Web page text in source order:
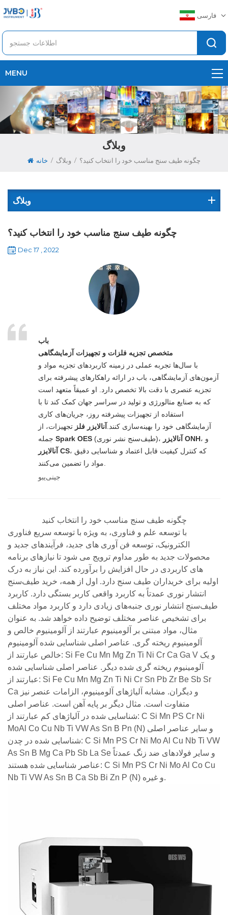
فارسی
MENU
وبلاگ
خانه / وبلاگ / چگونه طیف سنج مناسب خود را انتخاب کنید؟
وبلاگ
چگونه طیف سنج مناسب خود را انتخاب کنید؟
Dec 17 , 2022
باب
متخصص تجزیه فلزات و تجهیزات آزمایشگاهی
با سال‌ها تجربه عملی در زمینه کاربردهای تجزیه مواد و
آزمون‌های آزمایشگاهی، باب در ارائه راهکارهای پیشرفته برای
تجزیه عنصری با دقت بالا تخصص دارد. او عمیقاً متعهد است
که به صنایع متالورژی و تولید در سراسر جهان کمک کند تا با
استفاده از تجهیزات پیشرفته روز، جریان‌های کاری
آزمایشگاهی خود را بهینه‌سازی کنند. آنالایزر فلز تجهیزات، از
Spark OES (طیف‌سنج نشر نوری)، آنالایزر ONH
، و
آنالایزر CS، که کنترل کیفیت قابل اعتماد و شناسایی دقیق
مواد را تضمین می‌کنند.
جینی‌یبو
چگونه طیف سنج مناسب خود را انتخاب کنید
با توسعه علم و فناوری، به ویژه با توسعه سریع فناوری
الکترونیک، توسعه فن آوری های جدید، فرآیندهای جدید و
محصولات جدید به طور مداوم ترویج می شود تا نیازهای برنامه
های کاربردی در حال افزایش را برآورده کند. این نیاز به درک
اولیه برای خریداران طیف سنج دارد. اول از همه، خرید طیف‌سنج
انتشار نوری عمدتاً به کاربرد واقعی کاربر بستگی دارد. کاربرد
طیف‌سنج انتشار نوری جنبه‌های زیادی دارد و کاربرد مواد مختلف
برای تشخیص عناصر مختلف توضیح داده خواهد شد. به عنوان
مثال، مواد مبتنی بر آلومینیوم عبارتند از آلومینیوم خالص و
آلومینیوم ریخته گری. عناصر اصلی شناسایی شده آلومینیوم
خالص عبارتند از: Si Fe Cu Mn Mg Zn Ti Ni Cr Ca Ga V و یک
آلومینیوم ریخته گری شده دیگر. عناصر اصلی شناسایی شده
عبارتند از: Si Fe Cu Mn Mg Zn Ti Ni Cr Sn Pb Zr Be Sb Sr
Ca و دیگران. مشابه آلیاژهای آلومینیوم، الزامات عنصر نیز
متفاوت است. مثال دیگر بر پایه آهن است. عناصر اصلی
شناسایی شده در آلیاژهای کم عبارتند از: C Si Mn PS Cr Ni
MoAl Co Cu Nb Ti VW As Sn B Pn (N) و سایر عناصر اصلی
شناسایی شده در چدن: C Si Mn PS Cr Ni Mo Al Cu Nb Ti VW
As Sn B Mg Ca Pb Sb La Se و سایر فولادهای ضد زنگ عمدتاً
عناصر شناسایی شده هستند: C Si Mn PS Cr Ni Mo Al Co Cu
Nb Ti VW As Sn B Ca Sb Bi Zn P (N) و غیره.